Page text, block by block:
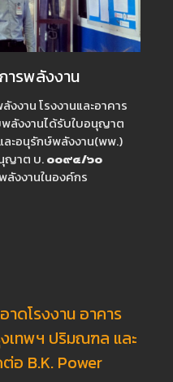
ารพลังงาน
งาน โรงงานและอาคาร
ลังงานได้รับใบอนุญาต
ะอนุรักษ์พลังงาน(พพ.)
ญาต บ.๐๐๙๔/๖๐
ลังงานในองค์กร
าดโรงงาน อาคาร
เทพฯ ปริมณฑล และ
อ B.K. Power